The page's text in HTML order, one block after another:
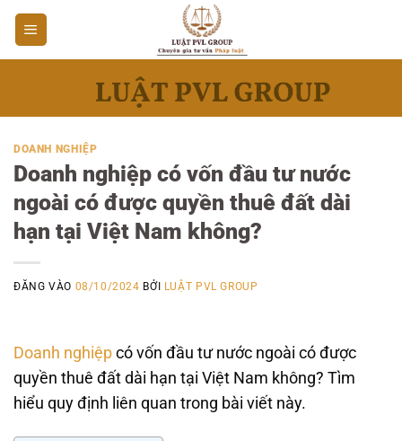
Bỏ
qua
nội
DOANH NGHIỆP
Doanh nghiệp có vốn đầu tư nước
ngoài có được quyền thuê đất dài
hạn tại Việt Nam không?
ĐĂNG VÀO 08/10/2024 BỞI LUẬT PVL GROUP
Doanh nghiệp có vốn đầu tư nước ngoài có được
quyền thuê đất dài hạn tại Việt Nam không? Tìm
hiểu quy định liên quan trong bài viết này.